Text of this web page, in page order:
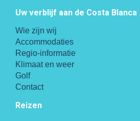
Uw verblijf aan de Costa Blanca
Wie zijn wij
Accommodaties
Regio-informatie
Klimaat en weer
Golf
Contact
Reizen